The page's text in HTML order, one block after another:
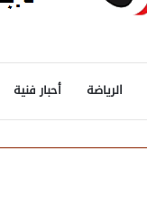
الرياضة أحبار فنية